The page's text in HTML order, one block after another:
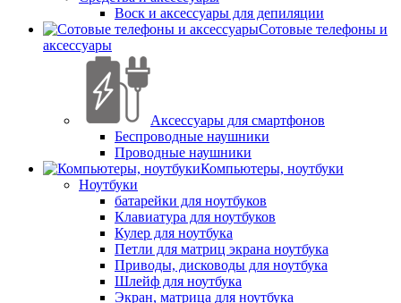
Воск и аксессуары для депиляции
Сотовые телефоны и
аксессуары
Аксессуары для смартфонов
Беспроводные наушники
Проводные наушники
Компьютеры, ноутбуки
Ноутбуки
батарейки для ноутбуков
Клавиатура для ноутбуков
Кулер для ноутбука
Петли для матриц экрана ноутбука
Приводы, дисководы для ноутбука
Шлейф для ноутбука
Экран, матрица для ноутбука